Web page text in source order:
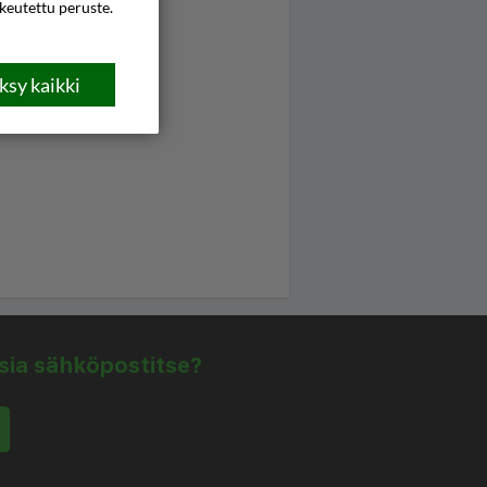
sähköpostitse?
peruste.
kaikki